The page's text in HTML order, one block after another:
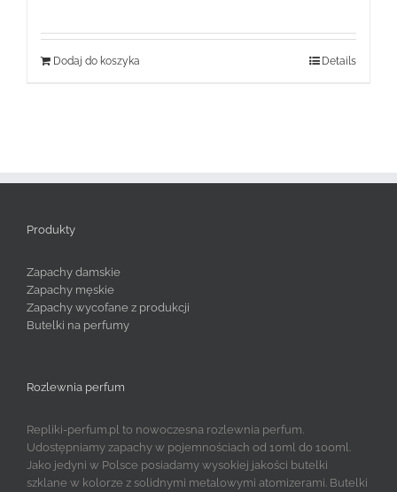
Dodaj do koszyka Details
Produkty
Zapachy damskie
Zapachy męskie
Zapachy wycofane z produkcji
Butelki na perfumy
Rozlewnia perfum
Repliki-perfum.pl to nowoczesna rozlewnia perfum.
Udostępniamy zapachy w pojemnościach od 10ml do 100ml.
Jako jedyni w Polsce posiadamy wysokiej jakości butelki
szklane w kolorze z solidnymi metalowymi atomizerami. Butelki